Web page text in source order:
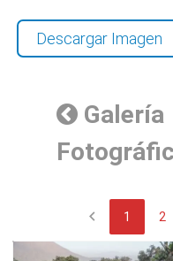
Descargar Imagen
Galería
chevron_left 1 2